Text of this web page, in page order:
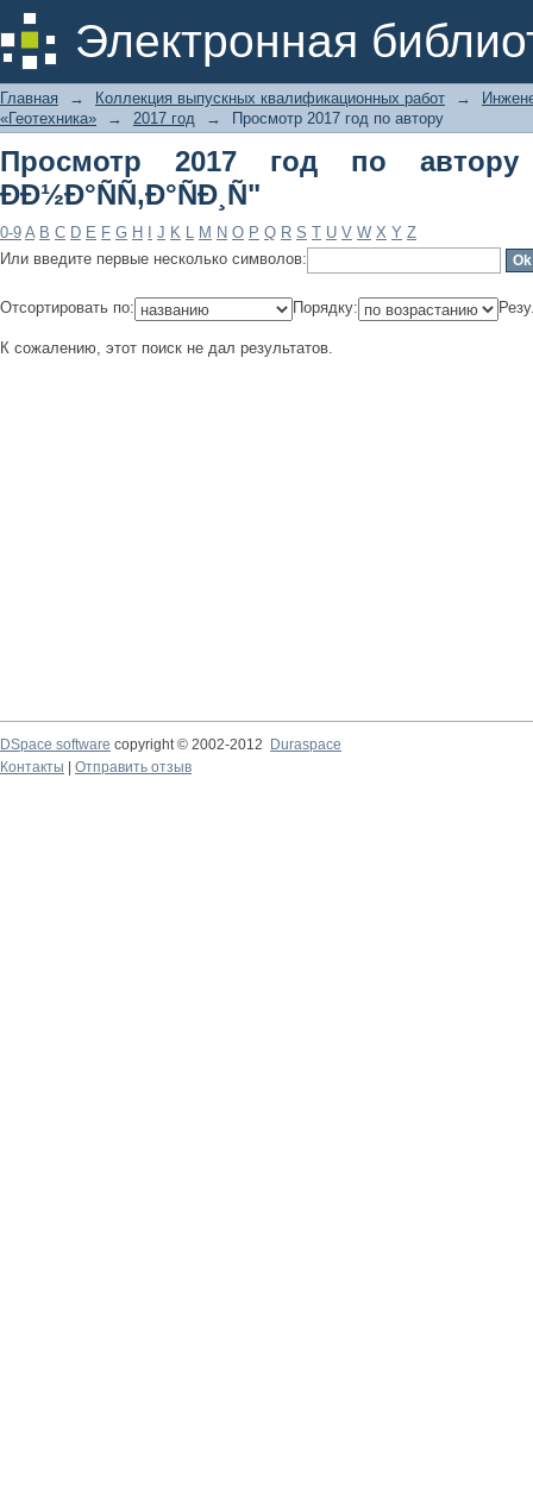
Электронная
Просмотр 2017 год по автору
Главная → Коллекция выпускных квалификационных работ →
«Геотехника»
→ 2017 год → Просмотр 2017 год по автору
Просмотр 2017 год по автору
ÐÐ½Ð°ÑÑ‚Ð°ÑÐ¸Ñ"
0-9 A B C D E F G H J K L M N O P Q R S T U V W X Y Z
Или введите первые несколько символов:
Отсортировать по: Порядку:
К сожалению, этот поиск не дал результатов.
DSpace software copyright © 2002-2012
Duraspace
Контакты
Отправить отзыв